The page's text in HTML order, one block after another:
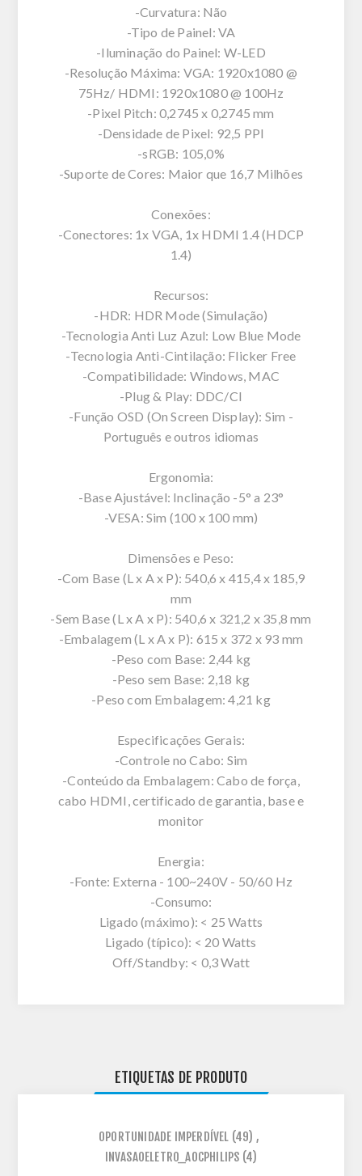
-Curvatura: Não
-Tipo de Painel: VA
-Iluminação do Painel: W-LED
-Resolução Máxima: VGA: 1920x1080 @
75Hz/ HDMI: 1920x1080 @ 100Hz
-Pixel Pitch: 0,2745 x 0,2745 mm
-Densidade de Pixel: 92,5 PPI
-sRGB: 105,0%
-Suporte de Cores: Maior que 16,7 Milhões
Conexões:
-Conectores: 1x VGA, 1x HDMI 1.4 (HDCP
1.4)
Recursos:
-HDR: HDR Mode (Simulação)
-Tecnologia Anti Luz Azul: Low Blue Mode
-Tecnologia Anti-Cintilação: Flicker Free
-Compatibilidade: Windows, MAC
-Plug & Play: DDC/CI
-Função OSD (On Screen Display): Sim -
Português e outros idiomas
Ergonomia:
-Base Ajustável: Inclinação -5° a 23°
-VESA: Sim (100 x 100 mm)
Dimensões e Peso:
-Com Base (L x A x P): 540,6 x 415,4 x 185,9
mm
-Sem Base (L x A x P): 540,6 x 321,2 x 35,8 mm
-Embalagem (L x A x P): 615 x 372 x 93 mm
-Peso com Base: 2,44 kg
-Peso sem Base: 2,18 kg
-Peso com Embalagem: 4,21 kg
Especificações Gerais:
-Controle no Cabo: Sim
-Conteúdo da Embalagem: Cabo de força,
cabo HDMI, certificado de garantia, base e
monitor
Energia:
-Fonte: Externa - 100~240V - 50/60 Hz
-Consumo:
Ligado (máximo): < 25 Watts
Ligado (típico): < 20 Watts
Off/Standby: < 0,3 Watt
ETIQUETAS DE PRODUTO
OPORTUNIDADE IMPERDÍVEL (49) ,
INVASAOELETRO_AOCPHILIPS (4)